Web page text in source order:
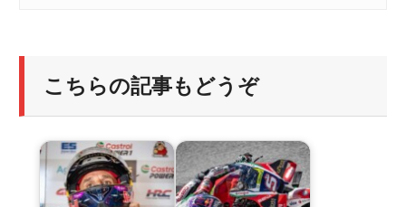
こちらの記事もどうぞ